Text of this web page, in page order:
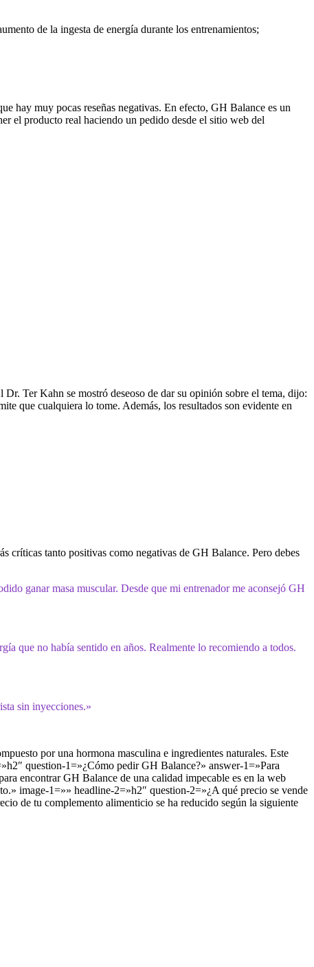
de la ingesta de energía durante los entrenamientos;
hay muy pocas reseñas negativas. En efecto, GH Balance es un
el producto real haciendo un pedido desde el sitio web del
Ter Kahn se mostró deseoso de dar su opinión sobre el tema, dijo:
que cualquiera lo tome. Además, los resultados son evidente en
críticas tanto positivas como negativas de GH Balance. Pero debes
ganar masa muscular. Desde que mi entrenador me aconsejó GH
que no había sentido en años. Realmente lo recomiendo a todos.
sin inyecciones.»
por una hormona masculina e ingredientes naturales. Este
question-1=»¿Cómo pedir GH Balance?» answer-1=»Para
encontrar GH Balance de una calidad impecable es en la web
image-1=»» headline-2=»h2″ question-2=»¿A qué precio se vende
de tu complemento alimenticio se ha reducido según la siguiente